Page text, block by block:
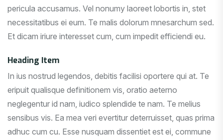
pericula accusamus. Vel nonumy laoreet lobortis in, stet
necessitatibus ei eum. Te malis dolorum mnesarchum sed.
Et dicam iriure interesset cum, cum impedit efficiendi eu.
Heading Item
In ius nostrud legendos, debitis facilisi oportere qui at. Te
eripuit qualisque definitionem vis, oratio aeterno
neglegentur id nam, iudico splendide te nam. Te melius
sensibus vis. Ea mea veri evertitur deterruisset, quas prima
adhuc cum cu. Esse nusquam dissentiet est ei, commune